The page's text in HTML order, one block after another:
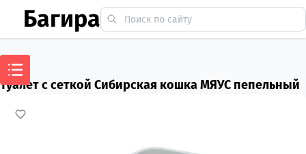
Багира
Туалет с сеткой Сибирская кошка МЯУС пепельный